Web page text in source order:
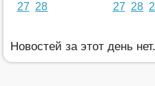
27 28
27 28
Новостей за этот день нет.